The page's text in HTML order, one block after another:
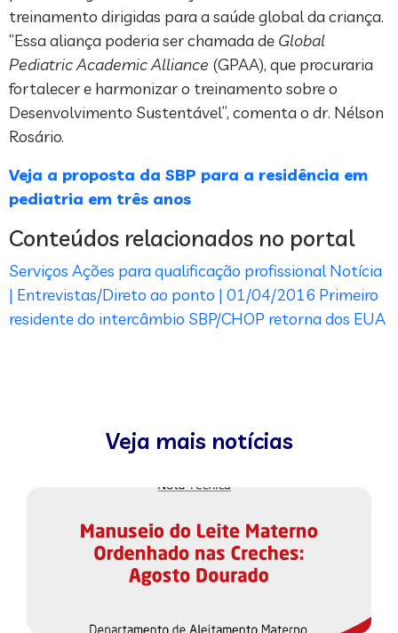
treinamento dirigidas para a saúde global da criança.
“Essa aliança poderia ser chamada de Global
Pediatric Academic Alliance (GPAA), que procuraria
fortalecer e harmonizar o treinamento sobre o
Desenvolvimento Sustentável”, comenta o dr. Nélson
Rosário.
Veja a proposta da SBP para a residência em
pediatria em três anos
Conteúdos relacionados no portal
Serviços Ações para qualificação profissional Notícia
| Entrevistas/Direto ao ponto | 01/04/2016 Primeiro
residente do intercâmbio SBP/CHOP retorna dos EUA
Veja mais notícias